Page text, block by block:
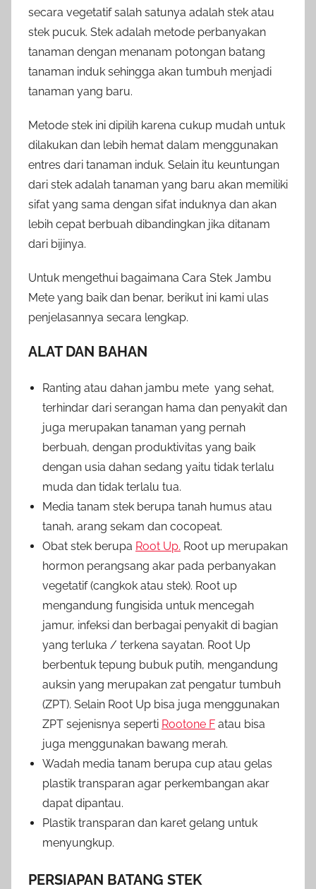
secara vegetatif salah satunya adalah stek atau
stek pucuk. Stek adalah metode perbanyakan
tanaman dengan menanam potongan batang
tanaman induk sehingga akan tumbuh menjadi
tanaman yang baru.
Metode stek ini dipilih karena cukup mudah untuk
dilakukan dan lebih hemat dalam menggunakan
entres dari tanaman induk. Selain itu keuntungan
dari stek adalah tanaman yang baru akan memiliki
sifat yang sama dengan sifat induknya dan akan
lebih cepat berbuah dibandingkan jika ditanam
dari bijinya.
Untuk mengethui bagaimana Cara Stek Jambu
Mete yang baik dan benar, berikut ini kami ulas
penjelasannya secara lengkap.
ALAT DAN BAHAN
Ranting atau dahan jambu mete yang sehat,
terhindar dari serangan hama dan penyakit dan
juga merupakan tanaman yang pernah
berbuah, dengan produktivitas yang baik
dengan usia dahan sedang yaitu tidak terlalu
muda dan tidak terlalu tua.
Media tanam stek berupa tanah humus atau
tanah, arang sekam dan cocopeat.
Obat stek berupa Root Up. Root up merupakan
hormon perangsang akar pada perbanyakan
vegetatif (cangkok atau stek). Root up
mengandung fungisida untuk mencegah
jamur, infeksi dan berbagai penyakit di bagian
yang terluka / terkena sayatan. Root Up
berbentuk tepung bubuk putih, mengandung
auksin yang merupakan zat pengatur tumbuh
(ZPT). Selain Root Up bisa juga menggunakan
ZPT sejenisnya seperti Rootone F atau bisa
juga menggunakan bawang merah.
Wadah media tanam berupa cup atau gelas
plastik transparan agar perkembangan akar
dapat dipantau.
Plastik transparan dan karet gelang untuk
menyungkup.
PERSIAPAN BATANG STEK